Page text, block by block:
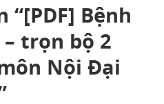
“[PDF] Bệnh
trọn bộ 2
Nội Đại